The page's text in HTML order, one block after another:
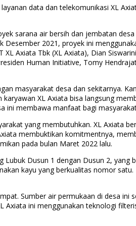
data dan telekomunikasi XL
sarana air bersih dan jembatan
2021, proyek ini
Axiata Tbk (XL Axiata), Dian
Human Initiative, Tomy
masyarakat desa dan sekitarnya.
XL Axiata bisa langsung
ini membawa manfaat bagi
yang membutuhkan. XL Axiata
membuktikan komitmentnya,
pada bulan Maret 2022 lalu.
Dusun 1 dengan Dusun 2,
kayu yang berkualitas nomor
Sumber air permukaan di desa ini
ini menggunakan teknologi